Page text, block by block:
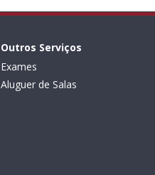
Outros Serviços
Exames
Aluguer de Salas